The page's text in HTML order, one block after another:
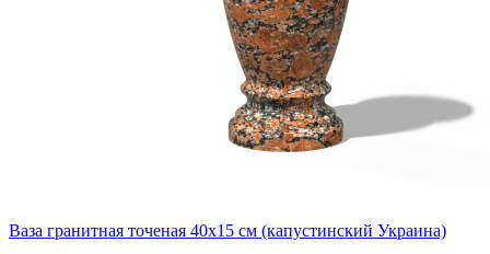
Ваза гранитная точеная 40х15 см (капустинский Украина)